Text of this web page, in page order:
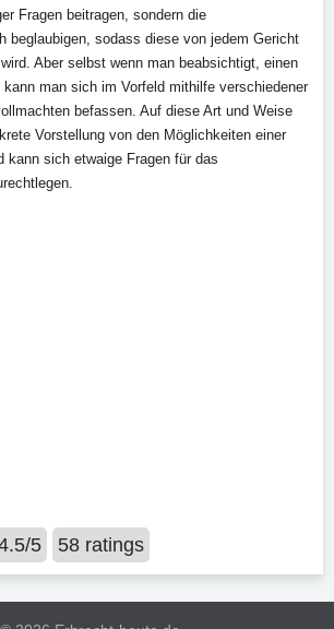
Fragen beitragen, sondern die
beglaubigen, sodass diese von jedem Gericht
Aber selbst wenn man beabsichtigt, einen
kann man sich im Vorfeld mithilfe verschiedener
befassen. Auf diese Art und Weise
Vorstellung von den Möglichkeiten einer
kann sich etwaige Fragen für das
/5 58 ratings